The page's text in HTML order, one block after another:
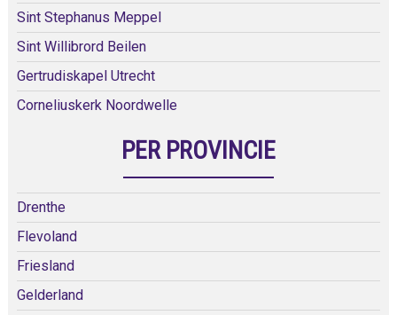
Sint Stephanus Meppel
Sint Willibrord Beilen
Gertrudiskapel Utrecht
Corneliuskerk Noordwelle
PER PROVINCIE
Drenthe
Flevoland
Friesland
Gelderland